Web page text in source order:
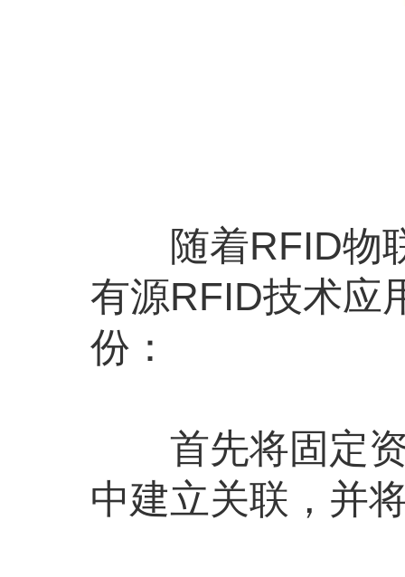
随着RFID物联
有源RFID技术应
份：
首先将固定资
中建立关联，并